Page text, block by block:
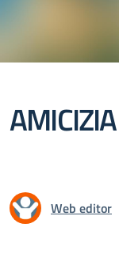
Web editor